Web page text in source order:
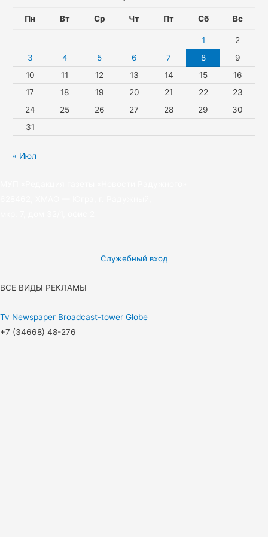
Пн Вт Ср Чт Пт Сб Вс
1
2
3
4 5 6 7 8
9
10
11 12 13 14 15
16
17
18 19 20 21 22
23
24
25 26 27 28 29
30
31
« Июл
Служебный вход
ВСЕ ВИДЫ РЕКЛАМЫ
Tv Newspaper Broadcast-tower Globe
+7 (34668) 48-276